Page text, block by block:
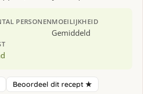
PERSONENMOEILIJKHEID
Gemiddeld
Beoordeel dit recept ★